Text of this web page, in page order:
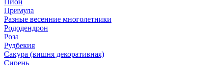
Пион
Примула
Разные весенние многолетники
Рододендрон
Роза
Рудбекия
Сакура (вишня декоративная)
Сирень